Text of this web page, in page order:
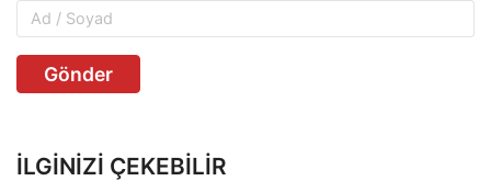
Gönder
İLGINIZI ÇEKEBILIR